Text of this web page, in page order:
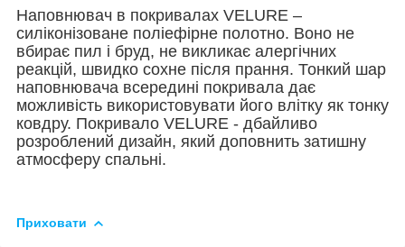
Наповнювач в покривалах VELURE –
силіконізоване поліефірне полотно. Воно не
вбирає пил і бруд, не викликає алергічних
реакцій, швидко сохне після прання. Тонкий шар
наповнювача всередині покривала дає
можливість використовувати його влітку як тонку
ковдру. Покривало VELURE - дбайливо
розроблений дизайн, який доповнить затишну
атмосферу спальні.
Приховати